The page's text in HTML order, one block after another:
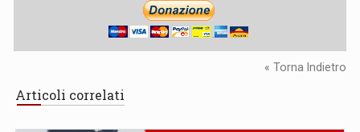
« Torna Indietro
Articoli correlati